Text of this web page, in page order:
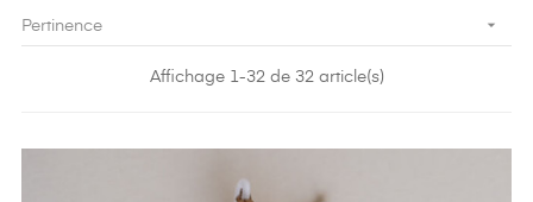
Pertinence 
Affichage 1-32 de 32 article(s)